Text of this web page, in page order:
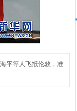
平等人飞抵伦敦，准